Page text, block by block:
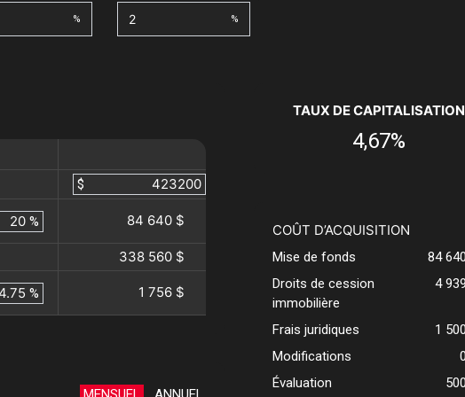
% %
$
% 84 640 $
338 560 $
% 1 756 $
TAUX DE CAPITALISATION
4,67%
COÛT D’ACQUISITION
Mise de fonds
84
Droits de cession
immobilière
4
Frais juridiques
1
Modifications
Évaluation